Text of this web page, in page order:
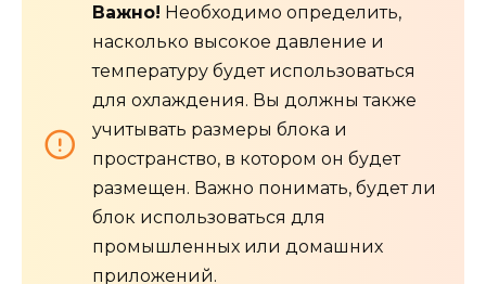
Важно! Необходимо определить,
насколько высокое давление и
температуру будет использоваться
для охлаждения. Вы должны также
учитывать размеры блока и
пространство, в котором он будет
размещен. Важно понимать, будет ли
блок использоваться для
промышленных или домашних
приложений.